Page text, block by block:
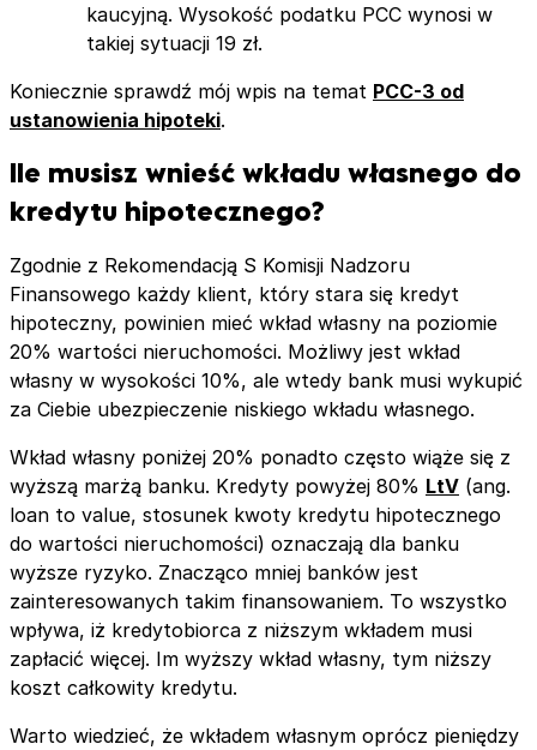
kaucyjną. Wysokość podatku PCC wynosi w
takiej sytuacji 19 zł.
Koniecznie sprawdź mój wpis na temat PCC-3 od
ustanowienia hipoteki.
Ile musisz wnieść wkładu własnego do
kredytu hipotecznego?
Zgodnie z Rekomendacją S Komisji Nadzoru
Finansowego każdy klient, który stara się kredyt
hipoteczny, powinien mieć wkład własny na poziomie
20% wartości nieruchomości. Możliwy jest wkład
własny w wysokości 10%, ale wtedy bank musi wykupić
za Ciebie ubezpieczenie niskiego wkładu własnego.
Wkład własny poniżej 20% ponadto często wiąże się z
wyższą marżą banku. Kredyty powyżej 80% LtV (ang.
loan to value, stosunek kwoty kredytu hipotecznego
do wartości nieruchomości) oznaczają dla banku
wyższe ryzyko. Znacząco mniej banków jest
zainteresowanych takim finansowaniem. To wszystko
wpływa, iż kredytobiorca z niższym wkładem musi
zapłacić więcej. Im wyższy wkład własny, tym niższy
koszt całkowity kredytu.
Warto wiedzieć, że wkładem własnym oprócz pieniędzy